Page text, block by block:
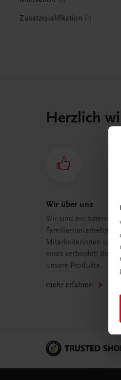
Zusatzqualifikation 1
Herzlich
Wir über uns
Wir sind ein
Familienunternehmen
Mitarbeiterinnen und
eines verbindet:
unsere Produkte.
mehr erfahren